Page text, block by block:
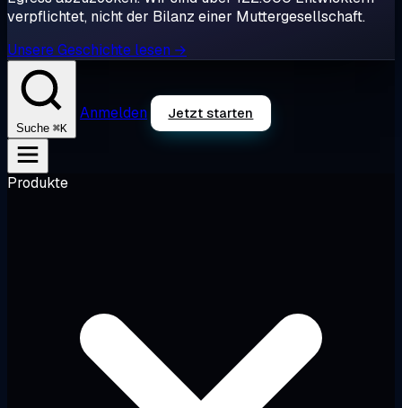
verpflichtet, nicht der Bilanz einer Muttergesellschaft.
Unsere Geschichte lesen →
Suche ⌘K
Anmelden Jetzt starten
Produkte